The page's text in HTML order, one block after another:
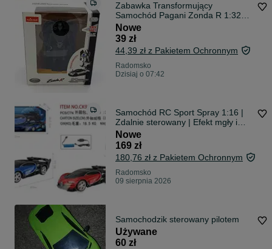
Zabawka Transformujący
Samochód Pagani Zonda R 1:32
Rastar -Auto Robot
Nowe
39 zł
44,39 zł z Pakietem Ochronnym
Radomsko
Dzisiaj o 07:42
Samochód RC Sport Spray 1:16 |
Zdalnie sterowany | Efekt mgły i
świateł LED | Nowy
Nowe
169 zł
180,76 zł z Pakietem Ochronnym
Radomsko
09 sierpnia 2026
Samochodzik sterowany pilotem
Używane
60 zł